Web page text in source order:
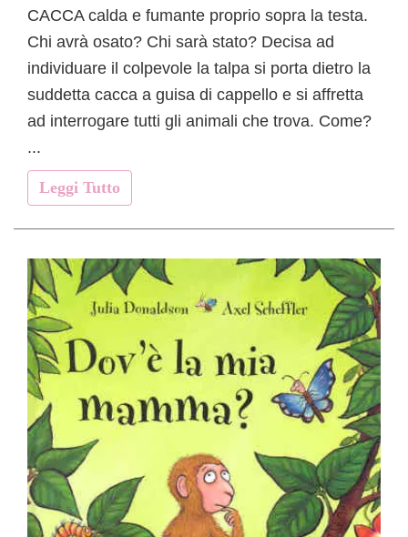
CACCA calda e fumante proprio sopra la testa.
Chi avrà osato? Chi sarà stato? Decisa ad
individuare il colpevole la talpa si porta dietro la
suddetta cacca a guisa di cappello e si affretta
ad interrogare tutti gli animali che trova. Come?
...
Leggi Tutto